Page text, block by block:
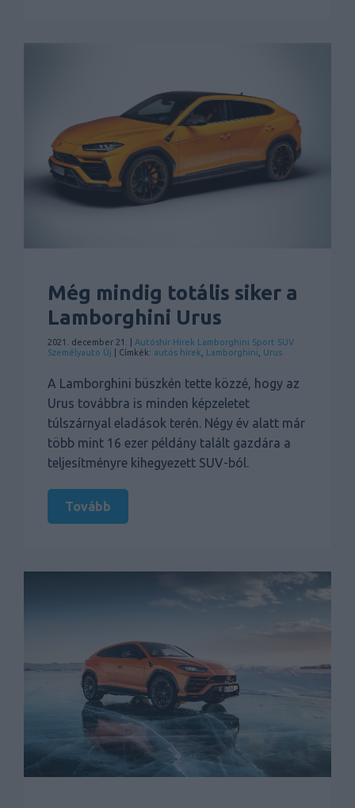
Még mindig totális siker a
Lamborghini Urus
2021. december 21. | Autóshír Hírek Lamborghini Sport SUV
Személyauto Új | Címkék: autós hírek Lamborghini Urus
A Lamborghini büszkén tette közzé, hogy az
Urus továbbra is minden képzeletet
túlszárnyal eladások terén. Négy év alatt már
több mint 16 ezer példány talált gazdára a
teljesítményre kihegyezett SUV-ból.
Tovább